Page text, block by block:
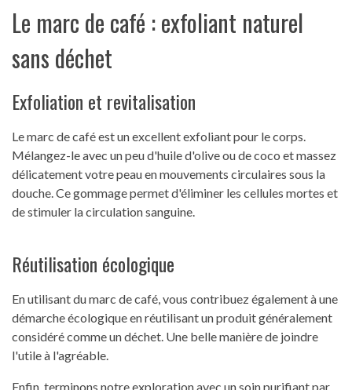
Le marc de café : exfoliant naturel
sans déchet
Exfoliation et revitalisation
Le marc de café est un excellent exfoliant pour le corps.
Mélangez-le avec un peu d'huile d'olive ou de coco et massez
délicatement votre peau en mouvements circulaires sous la
douche. Ce gommage permet d'éliminer les cellules mortes et
de stimuler la circulation sanguine.
Réutilisation écologique
En utilisant du marc de café, vous contribuez également à une
démarche écologique en réutilisant un produit généralement
considéré comme un déchet. Une belle manière de joindre
l'utile à l'agréable.
Enfin, terminons notre exploration avec un soin purifiant par